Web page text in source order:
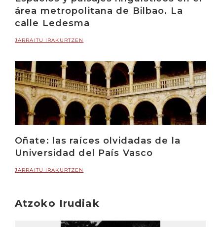
área metropolitana de Bilbao. La
calle Ledesma
JARRAITU IRAKURTZEN
Oñate: las raíces olvidadas de la
Universidad del País Vasco
JARRAITU IRAKURTZEN
Atzoko Irudiak